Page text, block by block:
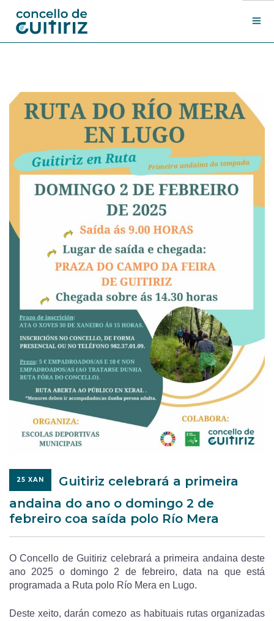
Departamentos
Novas
Sede electrónica
Search Site
25 XAN
Guitiriz celebrará a primeira
andaina do ano o domingo 2 de
febreiro coa saída polo Río Mera
O Concello de Guitiriz celebrará a primeira andaina deste
ano 2025 o domingo 2 de febreiro, data na que está
programada a Ruta polo Río Mera en Lugo.
Deste xeito, darán comezo as habituais rutas organizadas